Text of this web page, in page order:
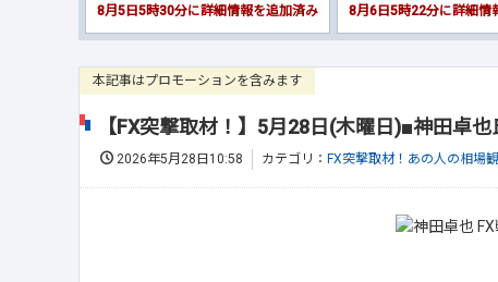
8月5日5時30分に詳細情報を追加済み
8月6日5時22分に詳細情
本記事はプロモーションを含みます
【FX突撃取材！】5月28日(木曜日)■神田卓
2026年5月28日10:58 カテゴリ： FX突撃取材！あの人の相場